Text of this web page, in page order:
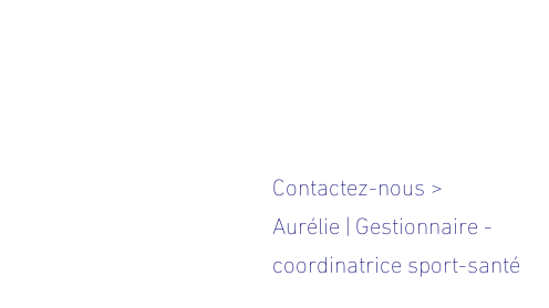
Contactez-nous >
Aurélie | Gestionnaire -
coordinatrice sport-santé